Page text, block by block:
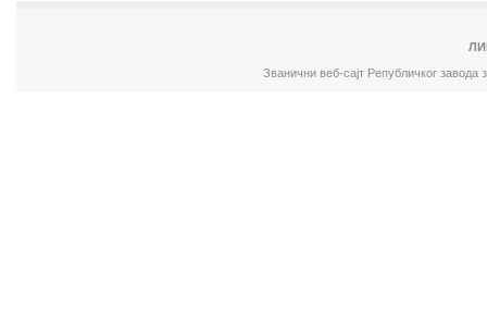
Званични веб-сајт Републичког